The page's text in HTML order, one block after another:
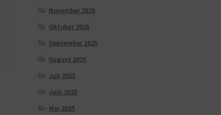
November 2025
Oktober 2025
September 2025
August 2025
Juli 2025
Juni 2025
Mai 2025